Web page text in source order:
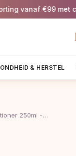
vanaf €99 met code
& HERSTEL
250ml -…